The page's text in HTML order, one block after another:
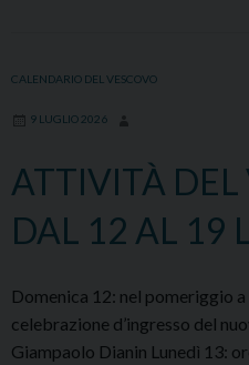
AL
CALENDARIO DEL VESCOVO
9 LUGLIO 2026
ATTIVITÀ DEL
DAL 12 AL 19
Domenica 12: nel pomeriggio
celebrazione d’ingresso del
Giampaolo Dianin Lunedì 13: